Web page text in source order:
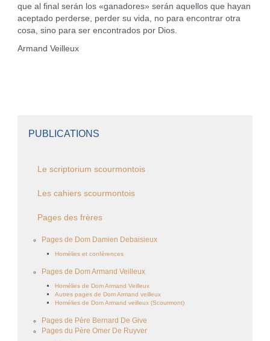
que al final serán los «ganadores» serán aquellos que hayan
aceptado perderse, perder su vida, no para encontrar otra
cosa, sino para ser encontrados por Dios.
Armand Veilleux
PUBLICATIONS
Le scriptorium scourmontois
Les cahiers scourmontois
Pages des frères
Pages de Dom Damien Debaisieux
Homélies et conférences
Pages de Dom Armand Veilleux
Homélies de Dom Armand Veilleux
Autres pages de Dom Armand veilleux
Homélies de Dom Armand veilleux (Scourmont)
Pages de Père Bernard De Give
Pages du Père Omer De Ruyver